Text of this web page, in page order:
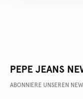
PEPE JEANS
ABONNIERE UNSEREN